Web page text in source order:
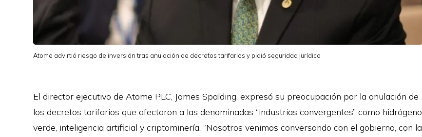
Atome advirtió riesgo de inversión tras anulación de decretos tarifarios y pidió seguridad jurídica
El director ejecutivo de Atome PLC, James Spalding, expresó su preocupación por la anulación de
los decretos tarifarios que afectaron a las denominadas “industrias convergentes” como hidrógeno
verde, inteligencia artificial y criptominería. “Nosotros venimos conversando con el gobierno, con la